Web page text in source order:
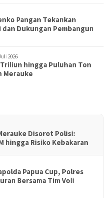
Pangan Tekankan
Dukungan Pembangun
2026
hingga Puluhan Ton
Merauke
Disorot Polisi:
hingga Risiko Kebakaran
Papua Cup, Polres
Bersama Tim Voli